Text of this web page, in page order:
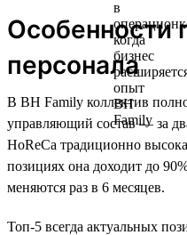
Особенности
персонала
В BH Family коллектив
управляющий состав — за
HoReCa традиционно
позициях она доходит до
меняются раз в 6 месяцев.
Топ-5 всегда актуальных